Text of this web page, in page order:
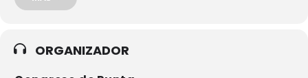
rugby o balonmano, entre otras disciplinas. Profesionales y
SecretaríaORGANIZADOR